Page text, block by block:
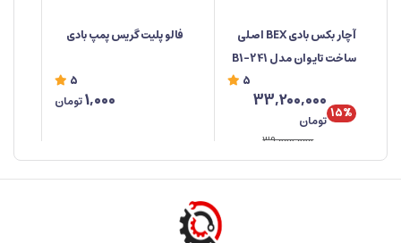
آچار بکس بادی BEX اصلی
ساخت تایوان مدل 241-B1
5
15%
33,200,000
تومان
39,000,000
فالو پلیت گریس پمپ بادی
5
1,000تومان